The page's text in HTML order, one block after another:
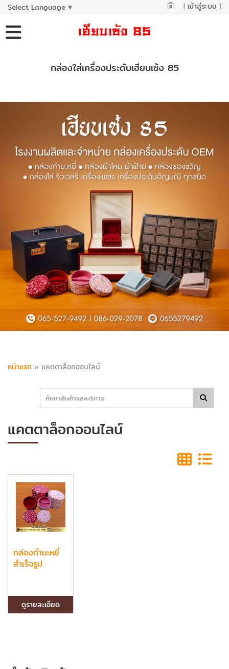
Select Language ▼ | เข้าสู่ระบบ |
กล่องใส่เครื่องประดับเฮียบเซ้ง 85
หน้าแรก » แคตตาล็อกออนไลน์
แคตตาล็อกออนไลน์
กล่องกำมะหยี่
สำเร็จรูป
ดูรายละเอียด